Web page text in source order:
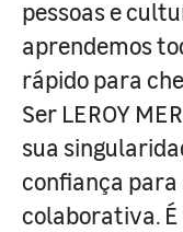
pessoas e
aprendemos
rápido para
Ser LEROY
sua
confiança
colaborativa.